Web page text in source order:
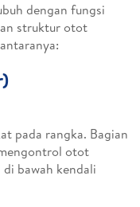
dengan fungsi
struktur otot
pada rangka. Bagian
otot
bawah kendali